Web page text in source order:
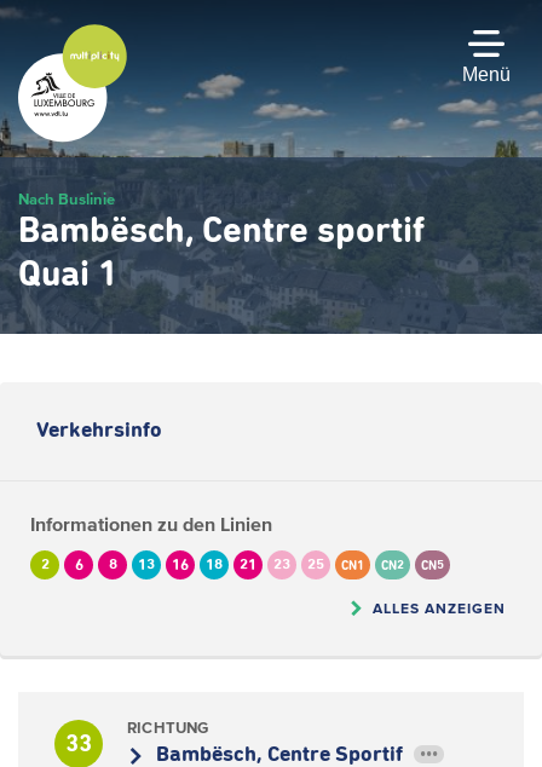
Zum
Hauptinhalt
gehen
Menü
Nach Buslinie
Bambësch, Centre sportif
Quai 1
Verkehrsinfo
Informationen zu den Linien
2 6 8 13 16 18 21 23 25 CN1 CN2 CN5
ALLES ANZEIGEN
33
RICHTUNG
Bambësch, Centre Sportif •••